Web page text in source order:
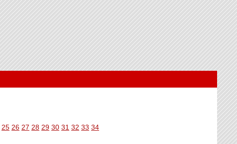
25 26 27 28 29 30 31 32 33 34